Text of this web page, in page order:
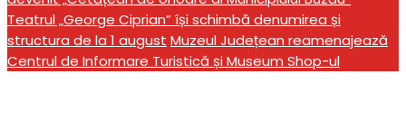
Teatrul „George Ciprian” își schimbă denumirea și
structura de la 1 august Muzeul Județean reamenajează
Centrul de Informare Turistică și Museum Shop-ul